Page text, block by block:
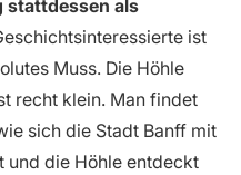
stattdessen als
ist
Muss. Die Höhle
recht klein. Man findet
sich die Stadt Banff mit
und die Höhle entdeckt